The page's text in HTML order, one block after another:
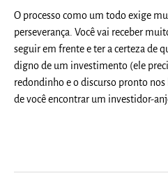
O processo como um todo exige
perseverança. Você vai receber
seguir em frente e ter a certeza de
digno de um investimento (ele
redondinho e o discurso pronto nos
de você encontrar um investidor-